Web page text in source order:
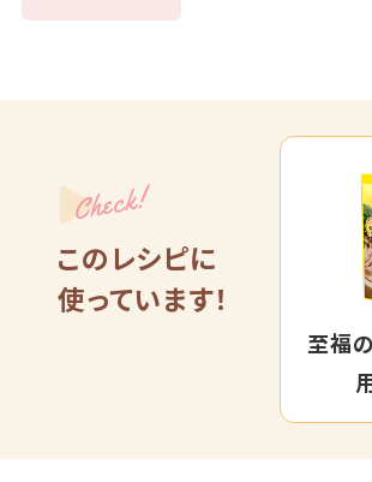
Check!
このレシピに
使っています！
至福